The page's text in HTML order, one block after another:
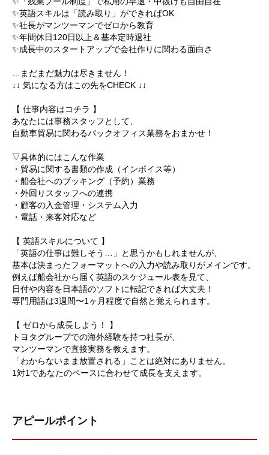
✨️英語スキルは「読み取り」ができればOK
✨️社長がマンツーマンでゼロから教育
✨️年間休日120日以上＆基本定時退社
✨️成長中のスタートアップで会社作りに関わる面白さ
…まだまだ魅力は尽きません！
↓↓ 気になる方はこの先をCHECK ↓↓
【 仕事内容はコチラ 】
あなたには事務スタッフとして、
自動車貿易に関わるバックオフィス業務をおまかせ！
▽具体的にはこんな作業
・貿易に関する書類の作成（インボイス等）
・船会社へのブッキング（予約）業務
・外回りスタッフへの連携
・顧客の入金管理・システム入力
・電話・来客対応など
【 英語スキルについて 】
「英語の仕事は難しそう…」と思うかもしれませんが、
基本は決まったフォーマットへの入力や読み取りがメインです。
例えば船会社から届く英語のスケジュール表を見て、
日付や内容を日本語のソフトに転記できれば大丈夫！
専門用語は3週間〜1ヶ月程度で自然と覚えられます。
【 ゼロから成長しよう！ 】
トヨタグループでの海外経験を持つ社長が、
マンツーマンで直接実務を教えます。
「わからないまま放置される」ことは絶対にありません。
1対1であなたのペースに合わせて成長を支えます。
アピールポイント